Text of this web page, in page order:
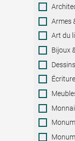
Category
Armes
Art du
Bijoux